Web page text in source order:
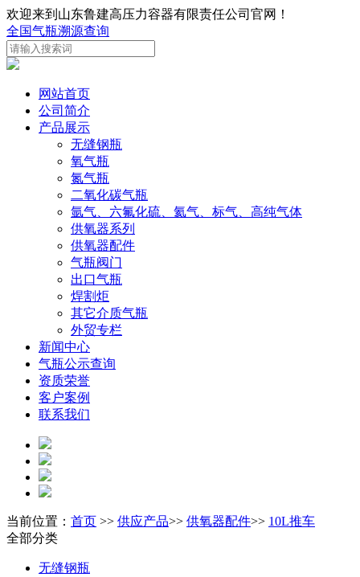
欢迎来到山东鲁建高压力容器有限责任公司官网！
全国气瓶溯源查询
网站首页
公司简介
产品展示
无缝钢瓶
氧气瓶
氮气瓶
二氧化碳气瓶
氩气、六氟化硫、氦气、标气、高纯气体
供氧器系列
供氧器配件
气瓶阀门
出口气瓶
焊割炬
其它介质气瓶
外贸专栏
新闻中心
气瓶公示查询
资质荣誉
客户案例
联系我们
当前位置： 首页 >> 供应产品>> 供氧器配件>> 10L推车
全部分类
无缝钢瓶